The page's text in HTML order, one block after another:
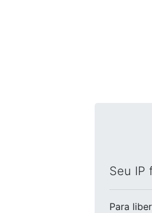
Seu IP
Para